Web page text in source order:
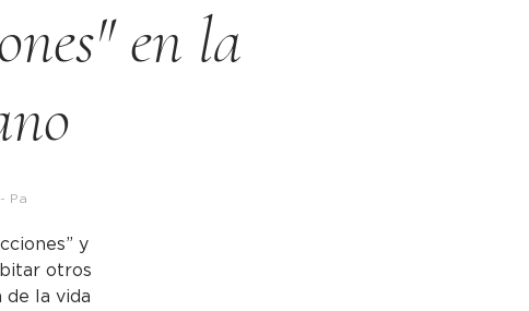
en la
Pa
y
otros
de la vida